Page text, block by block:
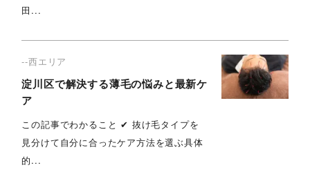
田...
--西エリア
淀川区で解決する薄毛の悩みと最新ケ
ア
この記事でわかること ✔︎ 抜け毛タイプを
見分けて自分に合ったケア方法を選ぶ具体
的...